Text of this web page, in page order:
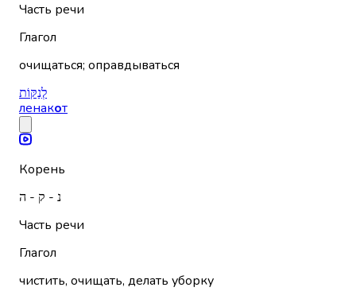
Часть речи
Глагол
очищаться; оправдываться
לְנַקּוֹת
ленакот
Корень
נ - ק - ה
Часть речи
Глагол
чистить, очищать, делать уборку